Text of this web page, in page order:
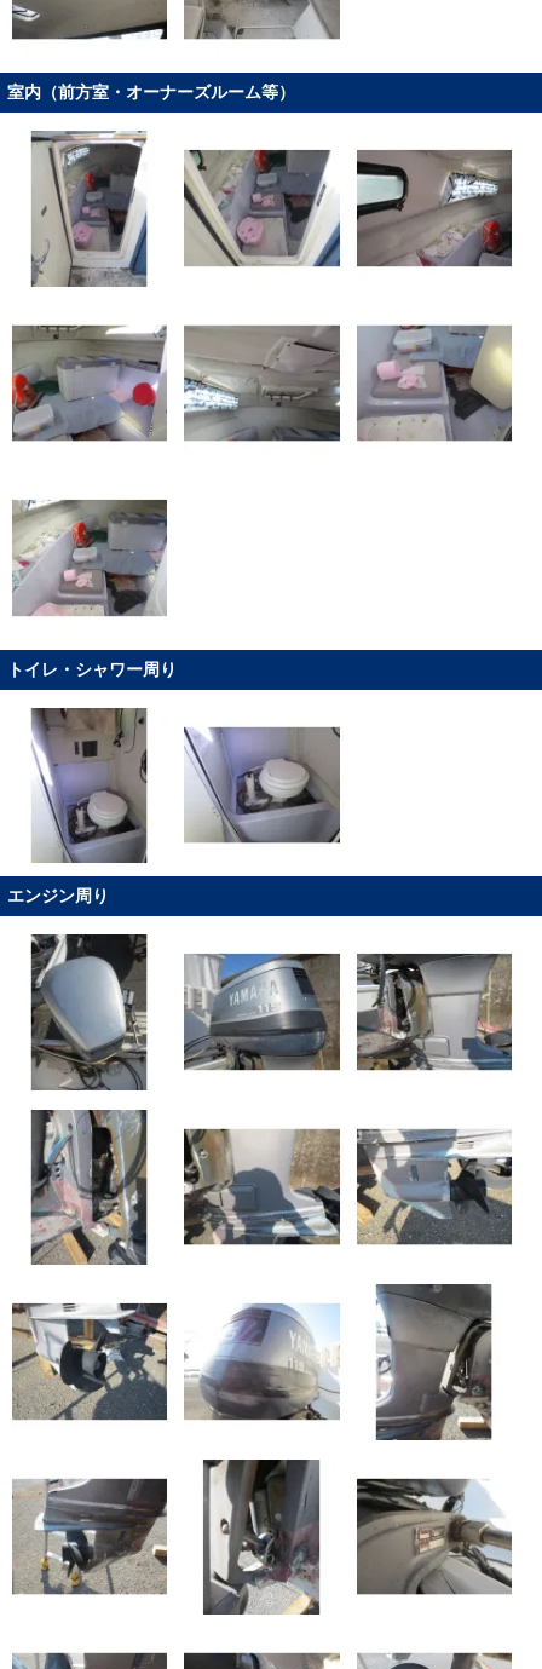
室内（前方室・オーナーズルーム等）
トイレ・シャワー周り
エンジン周り